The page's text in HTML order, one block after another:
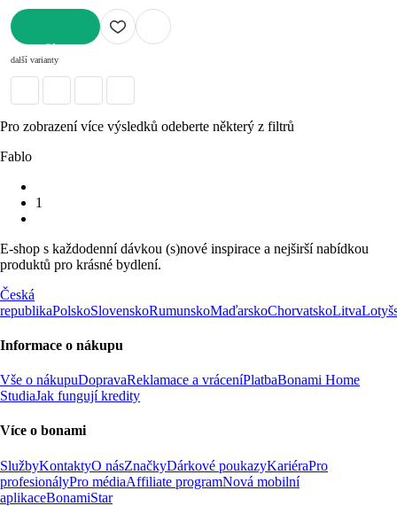
další varianty
Pro zobrazení více výsledků odeberte některý z filtrů
Fablo
1
E-shop s každodenní dávkou (s)nové inspirace a nejširší nabídkou
produktů pro krásné bydlení.
Česká
republikaPolskoSlovenskoRumunskoMaďarskoChorvatskoLitva
Informace o nákupu
Vše o nákupuDopravaReklamace a vráceníPlatbaBonami Home
StudiaJak fungují kredity
Více o bonami
SlužbyKontaktyO násZnačkyDárkové poukazyKariéraPro
profesionályPro médiaAffiliate programNová mobilní
aplikaceBonamiStar